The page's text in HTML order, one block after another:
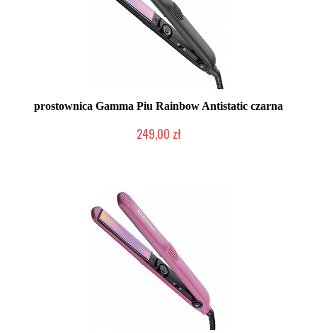
prostownica Gamma Piu Rainbow Antistatic czarna
249,00 zł